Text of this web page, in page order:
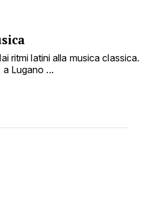
ritmi latini alla musica classica.
Lugano ...